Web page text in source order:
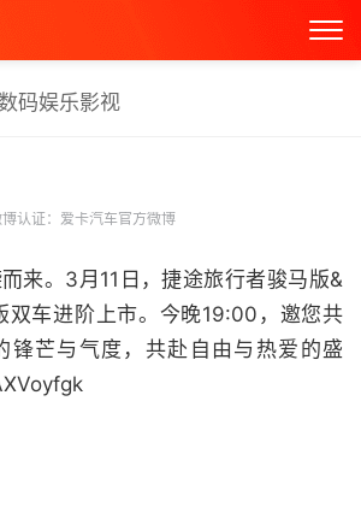
码娱乐影视
认证：爱卡汽车官方微博
来。3月11日，捷途旅行者骏马版&
双车进阶上市。今晚19:00，邀您共
锋芒与气度，共赴自由与热爱的盛